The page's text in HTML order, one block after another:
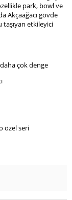
park, bowl ve
Akçaağacı gövde
taşıyan etkileyici
çok denge
özel seri